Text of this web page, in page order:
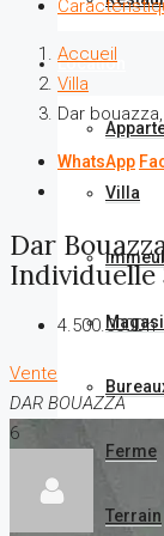
Location
Villa
Ferme
Terrain
Accueil
Villa
Dar
WhatsApp
Dar
Individuelle
4.500.000Dh
Vente
DAR BOUAZZA
6